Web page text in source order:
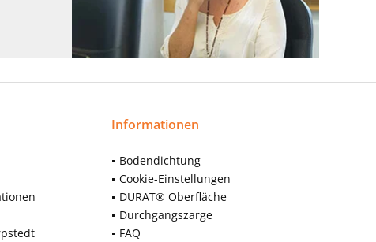
Informationen
Bodendichtung
Cookie-Einstellungen
DURAT® Oberfläche
Durchgangszarge
FAQ